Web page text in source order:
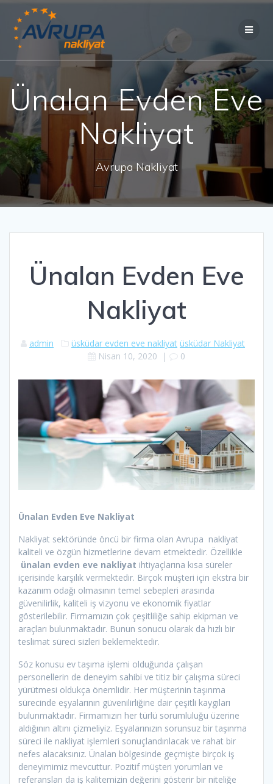
Ünalan Evden Eve
Nakliyat
Avrupa Nakliyat
Ünalan Evden Eve
Nakliyat
admin üsküdar evden eve nakliyat üsküdar Nakliyat
Nisan 10, 2020 | 0
Ünalan Evden Eve Nakliyat
Nakliyat sektöründe öncü bir firma olan Avrupa nakliyat
kaliteli ve özgün hizmetlerine devam etmektedir. Özellikle
ünalan evden eve nakliyat ihtiyaçlarına kısa süreler
içerisinde karşılık vermektedir. Birçok müşteri için ekstra bir
kazanım odağı olmasının temel sebepleri arasında
güvenilirlik, kaliteli iş vizyonu ve ekonomik fiyatlar
gösterilebilir. Firmamızın çok çeşitliliğe sahip ekipman ve
araçları bulunmaktadır. Bunun sonucu olarak da hızlı bir
teslimat süreci sizleri beklemektedir.
Söz konusu ev taşıma işlemi olduğunda çalışan
personellerin de deneyim sahibi ve titiz bir çalışma süreci
yürütmesi oldukça önemlidir. Her müşterinin taşınma
sürecinde eşyalarının güvenilirliğine dair çeşitli kaygıları
bulunmaktadır. Firmamızın her türlü sorumluluğu üzerine
aldığının altını çizmeliyiz. Eşyalarınızın sorunsuz bir taşınma
süreci ile nakliyat işlemleri sonuçlandırılacak ve rahat bir
nefes alacaksınız. Ünalan bölgesinde geçmişte birçok iş
deneyimimiz mevcuttur. Pozitif müşteri yorumları ve
referansları da iş kalitemizin değerini gösterir bir niteliğe